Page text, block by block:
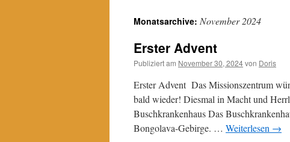
springen
Monatsarchive: November 2024
Erster Advent
Publiziert am November 30, 2024von Doris
Erster Advent Das Missionszentrum
bald wieder! Diesmal in Macht und
Buschkrankenhaus Das
Bongolava-Gebirge. … Weiterlesen →